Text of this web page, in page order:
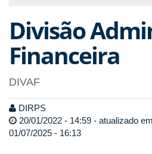
Divisão
Financeira
DIVAF
DIRPS
20/01/2022 - 14:59 - atualizado em
01/07/2025 - 16:13